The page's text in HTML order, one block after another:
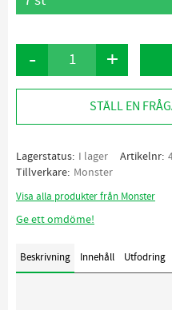
+
-
STÄLL EN
Lagerstatus I lager Artikelnr
Tillverkare Monster
Visa alla produkter från Monster
Ge ett omdöme!
Beskrivning Innehåll Utfodring